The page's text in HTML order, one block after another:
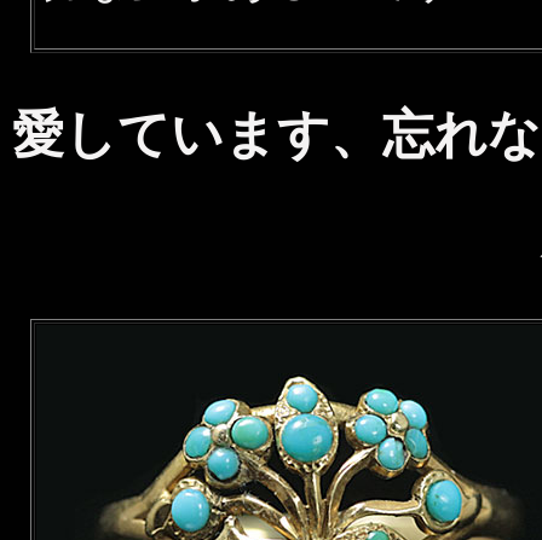
愛しています、忘れ